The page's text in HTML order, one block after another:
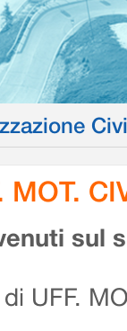
MOT.
sul
UFF.